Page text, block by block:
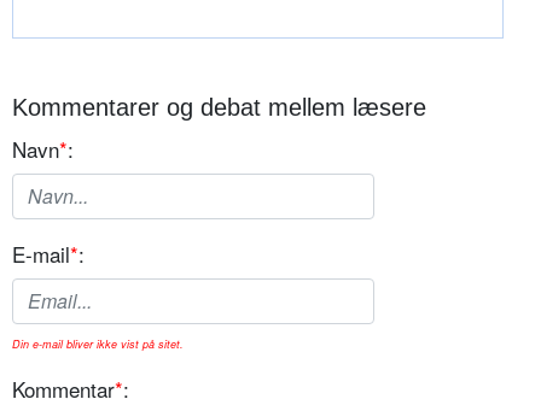
Kommentarer og debat mellem læsere
Navn*:
E-mail*:
Din e-mail bliver ikke vist på sitet.
Kommentar*: